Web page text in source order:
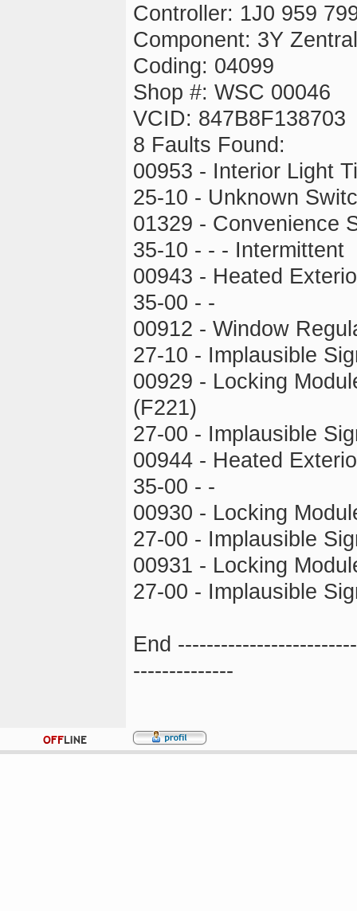
Controller: 1J0 959
Component: 3Y
Coding: 04099
Shop #: WSC 00046
VCID: 847B8F138703
8 Faults Found:
00953 - Interior Light
25-10 - Unknown
01329 - Convenience
35-10 - - - Intermittent
00943 - Heated
35-00 - -
00912 - Window
27-10 - Implausible
00929 - Locking
(F221)
27-00 - Implausible
00944 - Heated
35-00 - -
00930 - Locking
27-00 - Implausible
00931 - Locking
27-00 - Implausible
End
--------------